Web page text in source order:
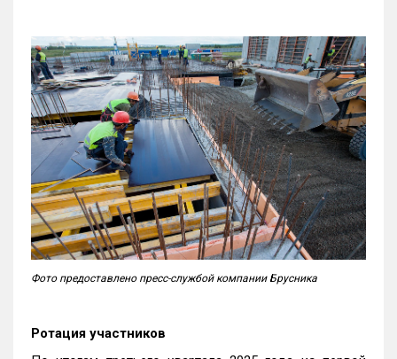
Фото предоставлено пресс-службой компании Брусника
Ротация участников